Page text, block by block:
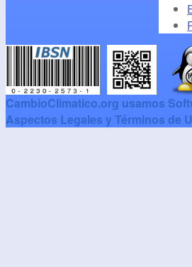
CambioClimatico.org usamos
Aspectos Legales y Términos de